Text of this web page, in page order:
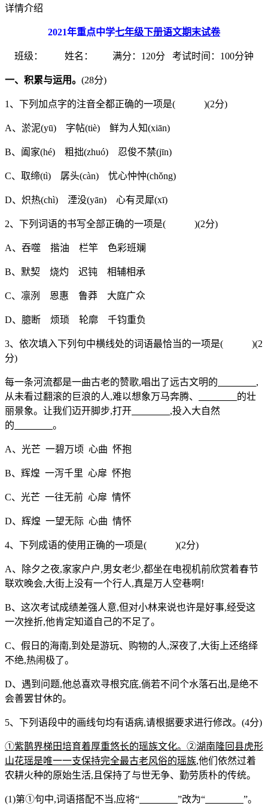
详情介绍
2021年重点中学七年级下册语文期末试卷
班级： 姓名： 满分：120分 考试时间：100分钟
一、积累与运用。 (28分)
1、下列加点字的注音全都正确的一项是( )(2分)
A、淤泥(yū) 字帖(tiè) 鲜为人知(xiān)
B、阖家(hé) 粗拙(zhuó) 忍俊不禁(jīn)
C、取缔(tì) 孱头(càn) 忧心忡忡(chǒng)
D、炽热(chì) 湮没(yān) 心有灵犀(xī)
2、下列词语的书写全部正确的一项是( )(2分)
A、吞噬 揩油 栏竿 色彩班斓
B、默契 烧灼 迟钝 相辅相承
C、凛洌 恩惠 鲁莽 大庭广众
D、臆断 烦琐 轮廓 千钧重负
3、依次填入下列句中横线处的词语最恰当的一项是( )(2
分)
每一条河流都是一曲古老的赞歌,唱出了远古文明的
,
从未看过翻滚的巨浪的人,难以想象万马奔腾、
的壮
丽景象。让我们迈开脚步,打开
,投入大自然
的
。
A、光芒 一碧万顷 心曲 怀抱
B、辉煌 一泻千里 心扉 怀抱
C、光芒 一往无前 心扉 情怀
D、辉煌 一望无际 心曲 情怀
4、下列成语的使用正确的一项是( )(2分)
A、除夕之夜,家家户户,男女老少,都坐在电视机前欣赏着春节
联欢晚会,大街上没有一个行人,真是万人空巷啊!
B、这次考试成绩差强人意,但对小林来说也许是好事,经受这
一次挫折,他肯定知道自己的不足了。
C、假日的海南,到处是游玩、购物的人,深夜了,大街上还络绎
不绝,热闹极了。
D、遇到问题,他总喜欢寻根究底,倘若不问个水落石出,是绝不
会善罢甘休的。
5、下列语段中的画线句均有语病,请根据要求进行修改。(4分)
①紫鹊界梯田培育着厚重悠长的瑶族文化。 ②湖南隆回县虎形
山花瑶是唯一一支保持完全最古老风俗的瑶族,他们依然过着
农耕火种的原始生活,且保持了与世无争、勤劳质朴的传统。
(1)第①句中,词语搭配不当,应将“ ”改为“ ”。